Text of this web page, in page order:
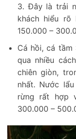
3. Đây là trải
khách hiểu rõ
150.000 –
Cá hồi, cá tầm
qua nhiều
chiên giòn,
nhất. Nước
rừng rất hợp
300.000 –